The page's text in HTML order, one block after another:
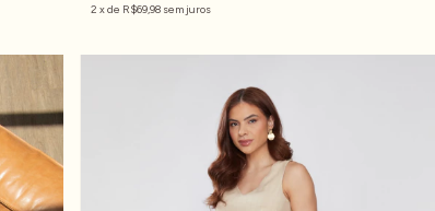
2 x de R$69,98 sem juros